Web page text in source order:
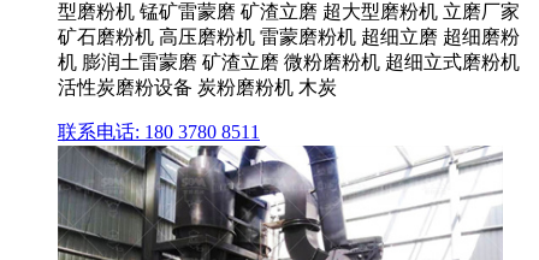
型磨粉机 锰矿雷蒙磨 矿渣立磨 超大型磨粉机 立磨厂家
矿石磨粉机 高压磨粉机 雷蒙磨粉机 超细立磨 超细磨粉
机 膨润土雷蒙磨 矿渣立磨 微粉磨粉机 超细立式磨粉机
活性炭磨粉设备 炭粉磨粉机 木炭
联系电话: 180 3780 8511